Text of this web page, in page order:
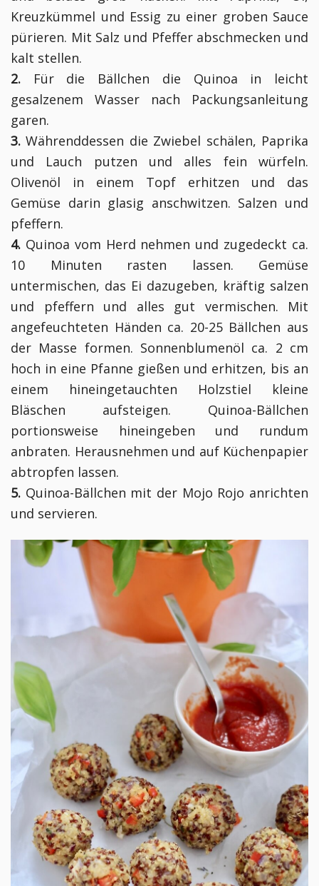
Kreuzkümmel und Essig zu einer groben Sauce
pürieren. Mit Salz und Pfeffer abschmecken und
kalt stellen.
2. Für die Bällchen die Quinoa in leicht
gesalzenem Wasser nach Packungsanleitung
garen.
3.Währenddessen die Zwiebel schälen, Paprika
und Lauch putzen und alles fein würfeln.
Olivenöl in einem Topf erhitzen und das
Gemüse darin glasig anschwitzen. Salzen und
pfeffern.
4. Quinoa vom Herd nehmen und zugedeckt ca.
10 Minuten rasten lassen. Gemüse
untermischen, das Ei dazugeben, kräftig salzen
und pfeffern und alles gut vermischen. Mit
angefeuchteten Händen ca. 20-25 Bällchen aus
der Masse formen. Sonnenblumenöl ca. 2 cm
hoch in eine Pfanne gießen und erhitzen, bis an
einem hineingetauchten Holzstiel kleine
Bläschen aufsteigen. Quinoa-Bällchen
portionsweise hineingeben und rundum
anbraten. Herausnehmen und auf Küchenpapier
abtropfen lassen.
5. Quinoa-Bällchen mit der Mojo Rojo anrichten
und servieren.